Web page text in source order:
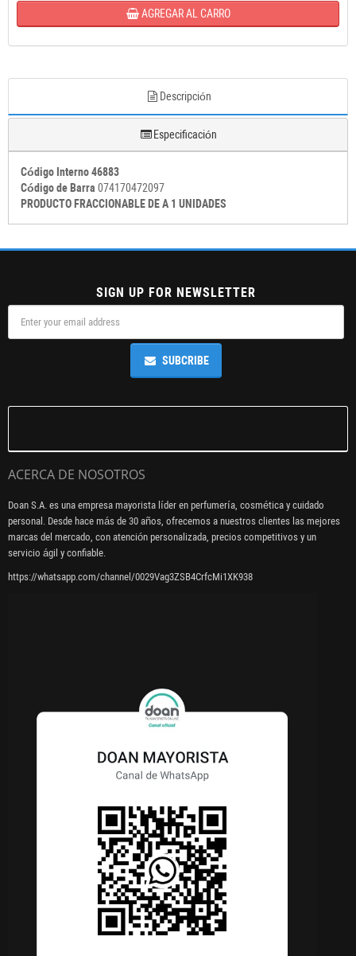
AGREGAR AL CARRO
Descripción
Especificación
Código Interno 46883
Código de Barra 074170472097
PRODUCTO FRACCIONABLE DE A 1 UNIDADES
SIGN UP FOR NEWSLETTER
SUBCRIBE
ACERCA DE NOSOTROS
Doan S.A. es una empresa mayorista líder en perfumería, cosmética y cuidado
personal. Desde hace más de 30 años, ofrecemos a nuestros clientes las mejores
marcas del mercado, con atención personalizada, precios competitivos y un
servicio ágil y confiable.
https://whatsapp.com/channel/0029Vag3ZSB4CrfcMi1XK938